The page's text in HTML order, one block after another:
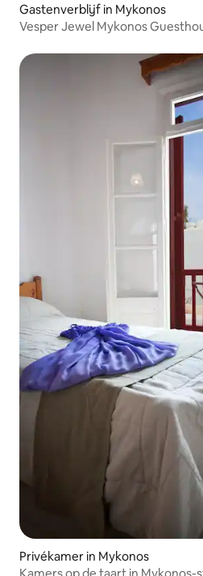
Gastenverblijf in Mykonos
Vesper Jewel Mykonos
Privékamer in Mykonos
Kamers op de taart in Mykonos-